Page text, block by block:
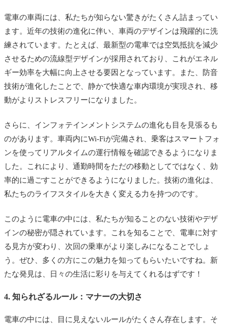
電車の車両には、私たちが知らない驚きがたくさん詰まってい
ます。近年の技術の進化に伴い、車両のデザインは飛躍的に洗
練されています。たとえば、最新型の電車では空気抵抗を減少
させるための流線型デザインが採用されており、これがエネル
ギー効率を大幅に向上させる要因となっています。また、防音
技術が進化したことで、静かで快適な車内環境が実現され、移
動がよりストレスフリーになりました。
さらに、インフォテインメントシステムの進化も目を見張るも
のがあります。車両内にWi-Fiが完備され、乗客はスマートフォ
ンを使ってリアルタイムの運行情報を確認できるようになりま
した。これにより、通勤時間をただの移動としてではなく、効
率的に過ごすことができるようになりました。技術の進化は、
私たちのライフスタイルを大きく変える力を持つのです。
このように電車の中には、私たちが知ることのない技術やデザ
インの秘密が隠されています。これを知ることで、電車に対す
る見方が変わり、次回の乗車がより楽しみになることでしょ
う。ぜひ、多くの方にこの魅力を知ってもらいたいですね。新
たな発見は、日々の生活に彩りを与えてくれるはずです！
4. 知られざるルール：マナーの大切さ
電車の中には、目に見えないルールがたくさん存在します。そ